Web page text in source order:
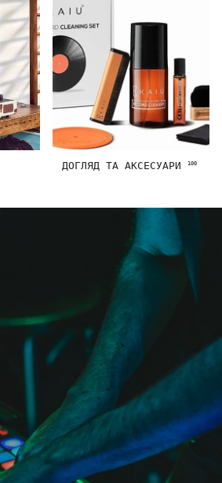
ДОГЛЯД ТА АКСЕСУАРИ 100